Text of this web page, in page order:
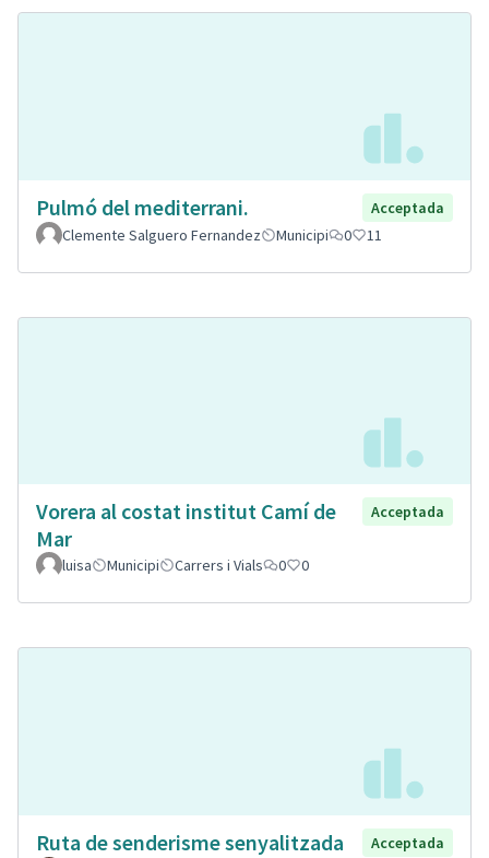
Pulmó del mediterrani.
Acceptada
Clemente Salguero Fernandez
Municipi 0 11
Vorera al costat institut Camí de
Mar
Acceptada
luisa Municipi Carrers i Vials 0 0
Ruta de senderisme senyalitzada
Acceptada